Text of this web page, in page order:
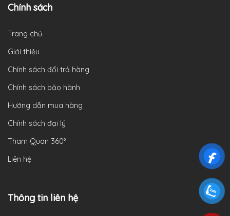
Chính sách
Trang chủ
Giới thiệu
Chính sách đổi trả hàng
Chính sách bảo hành
Hướng dẫn mua hàng
Chính sách đại lý
Tham Quan 360°
Liên hệ
Thông tin liên hệ